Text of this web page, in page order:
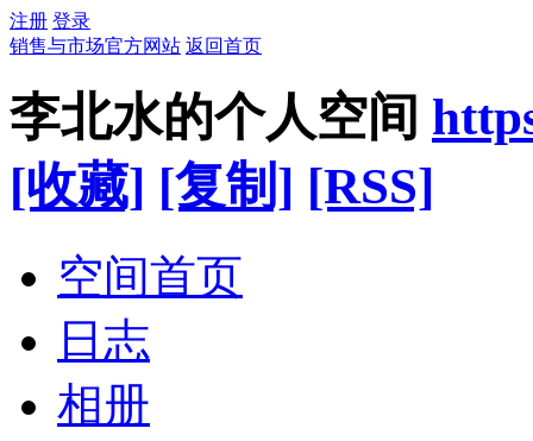
注册 登录
销售与市场官方网站 返回首页
李北水的个人空间
[收藏] [复制] [RSS]
空间首页
日志
相册